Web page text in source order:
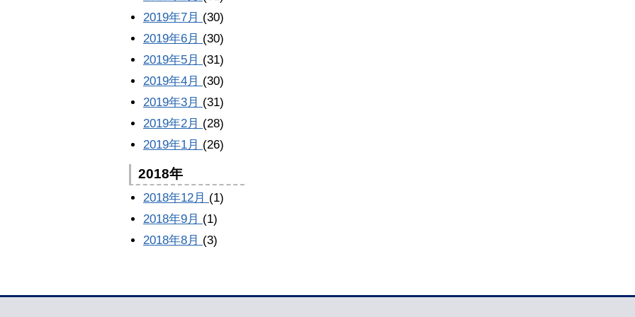
2019年7月 (30)
2019年6月 (30)
2019年5月 (31)
2019年4月 (30)
2019年3月 (31)
2019年2月 (28)
2019年1月 (26)
2018年
2018年12月 (1)
2018年9月 (1)
2018年8月 (3)